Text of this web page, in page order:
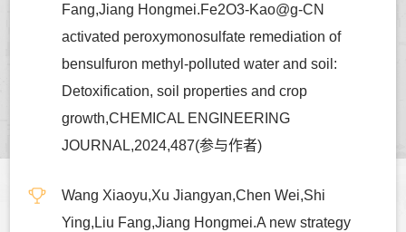
Fang,Jiang Hongmei.Fe2O3-Kao@g-CN
activated peroxymonosulfate remediation of
bensulfuron methyl-polluted water and soil:
Detoxification, soil properties and crop
growth,CHEMICAL ENGINEERING
JOURNAL,2024,487(参与作者)
Wang Xiaoyu,Xu Jiangyan,Chen Wei,Shi
Ying,Liu Fang,Jiang Hongmei.A new strategy